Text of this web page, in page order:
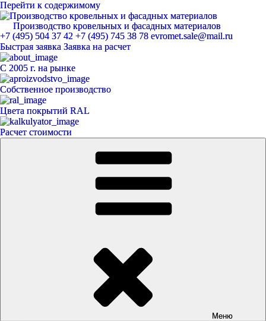
Перейти к содержимому
Производство кровельных и фасадных материалов
ЕвроМет
+7 (495) 504 37 42 +7 (495) 745 38 78 evromet.sale@mail.ru
Быстрая заявка Заявка на расчет
С 2005 г. на рынке
Собственное производство
Цвета покрытий RAL
Расчет стоимости
Меню